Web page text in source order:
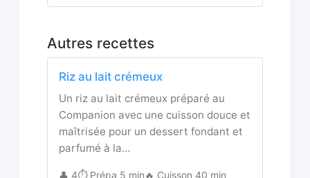
Autres recettes
Riz au lait crémeux
Un riz au lait crémeux préparé au
Companion avec une cuisson douce et
maîtrisée pour un dessert fondant et
parfumé à la…
👤 4⏱️ Prépa 5 min🔥 Cuisson 40 min